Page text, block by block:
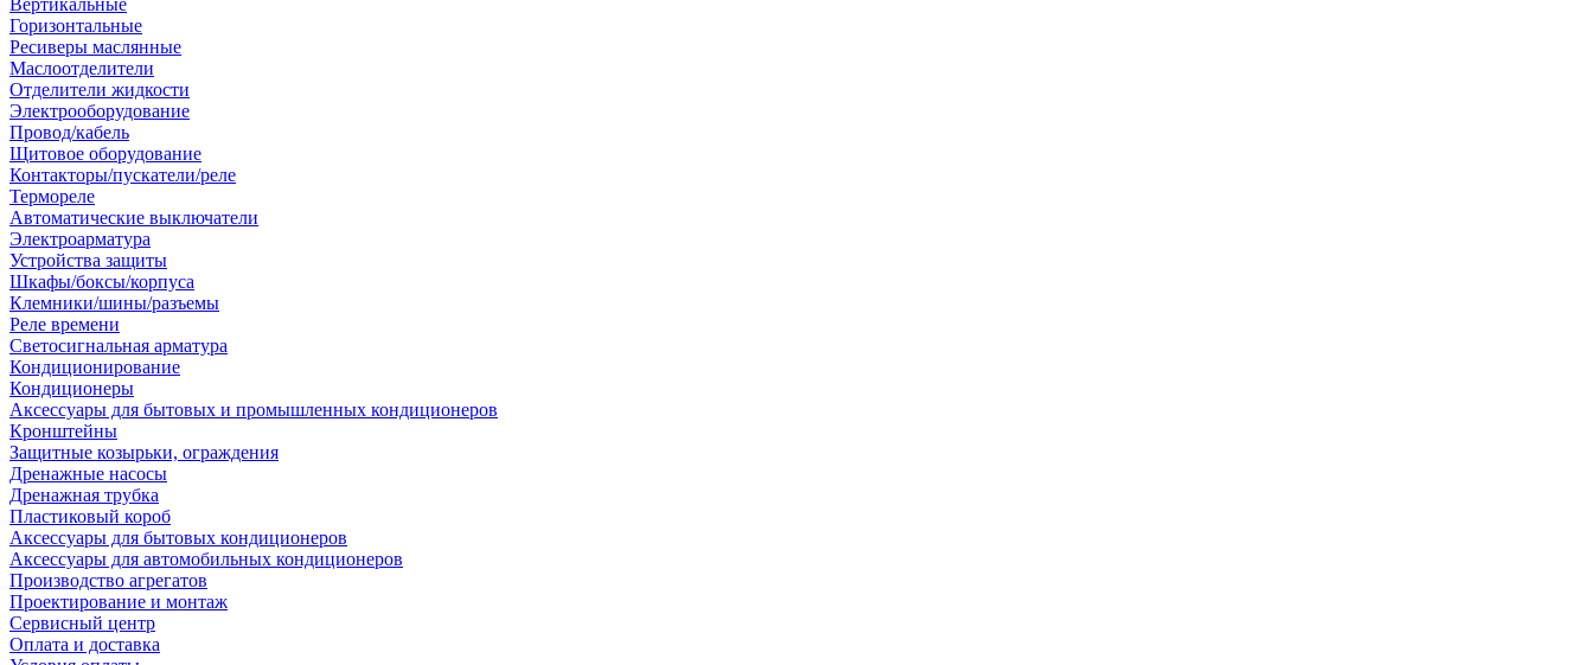
Вертикальные
Горизонтальные
Ресиверы маслянные
Маслоотделители
Отделители жидкости
Электрооборудование
Провод/кабель
Щитовое оборудование
Контакторы/пускатели/реле
Термореле
Автоматические выключатели
Электроарматура
Устройства защиты
Шкафы/боксы/корпуса
Клемники/шины/разъемы
Реле времени
Светосигнальная арматура
Кондиционирование
Кондиционеры
Аксессуары для бытовых и промышленных кондиционеров
Кронштейны
Защитные козырьки, ограждения
Дренажные насосы
Дренажная трубка
Пластиковый короб
Аксессуары для бытовых кондиционеров
Аксессуары для автомобильных кондиционеров
Производство агрегатов
Проектирование и монтаж
Сервисный центр
Оплата и доставка